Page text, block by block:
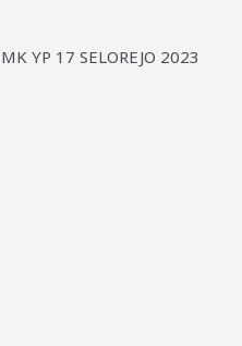
YP 17 SELOREJO 2023